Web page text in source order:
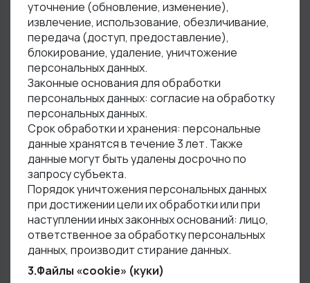
уточнение (обновление, изменение),
извлечение, использование, обезличивание,
передача (доступ, предоставление),
блокирование, удаление, уничтожение
персональных данных.
Законные основания для обработки
персональных данных: согласие на обработку
персональных данных.
Срок обработки и хранения: персональные
данные хранятся в течение 3 лет. Также
данные могут быть удалены досрочно по
запросу субъекта.
Порядок уничтожения персональных данных
при достижении цели их обработки или при
наступлении иных законных оснований: лицо,
ответственное за обработку персональных
данных, производит стирание данных.
3.Файлы «cookie» (куки)